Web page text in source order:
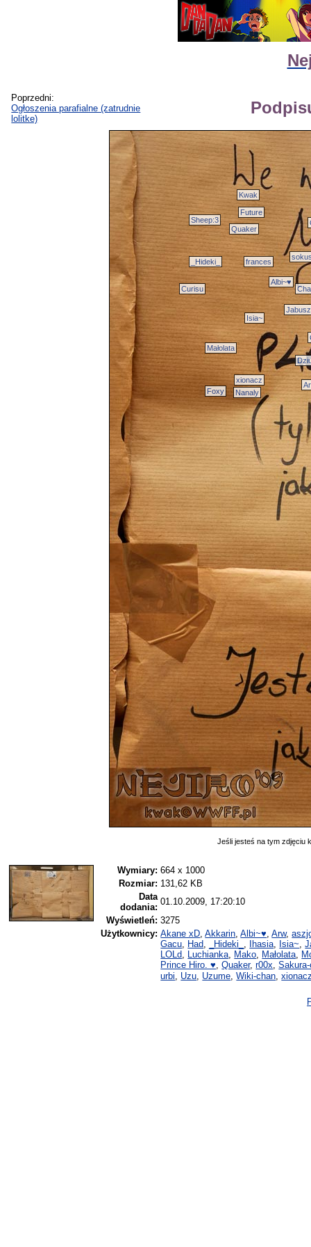
Poprzedni:
Ogłoszenia parafialne (zatrudnie
lolitke)
Albi~♥
Curisu
Foxy
frances
Future
_Hideki_
Isia~
Kwak
Małolata
Nanaly
Quaker
Sheep:3
xionacz
Jeśli jesteś na tym zdjęciu
Wymiary: 664 x 1000
Rozmiar: 131,62 KB
Data
dodania:
01.10.2009, 17:20:10
Wyświetleń: 3275
Użytkownicy: Akane xD ,Akkarin ,Albi~♥ ,Arw,
Gacu
Had _Hideki_ Ihasia Isia~ ,
LOLd
Luchianka Mako Małolata
Prince Hiro. ♥ ,Quaker,r00x ,
urbi
Uzu Uzume ,Wiki-chan ,